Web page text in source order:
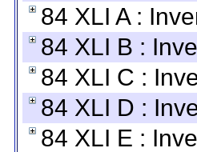
84 XLI A :
84 XLI B :
84 XLI C :
84 XLI D :
84 XLI E :